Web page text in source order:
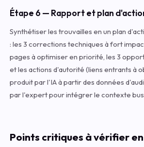
Étape 6 — Rapport et plan
Synthétiser les trouvailles en un plan
: les 3 corrections techniques à fort
pages à optimiser en priorité, les 3
et les actions d'autorité (liens entrants à
produit par l'IA à partir des données
par l'expert pour intégrer le contexte
Points critiques à vérifier